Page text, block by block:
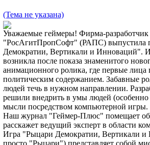
(Тема не указана)
Уважаемые геймеры! Фирма-
"РосАгитПропСофт" (РАПС) выпустила
Демократии, Вертикали и Инноваций".
возникла после показа знаменитого
анимационного ролика, где первые лица
политическим содержанием. Забавные
людей течь в нужном направлении.
решили внедрить в умы людей
мысли посредством компьютерной игры.
Наш журнал "Геймер-Плюс" помещает
расскажет ведущий эксперт в области
Игра "Рыцари Демократии, Вертикали и
просто "Рыцари") представляет собой